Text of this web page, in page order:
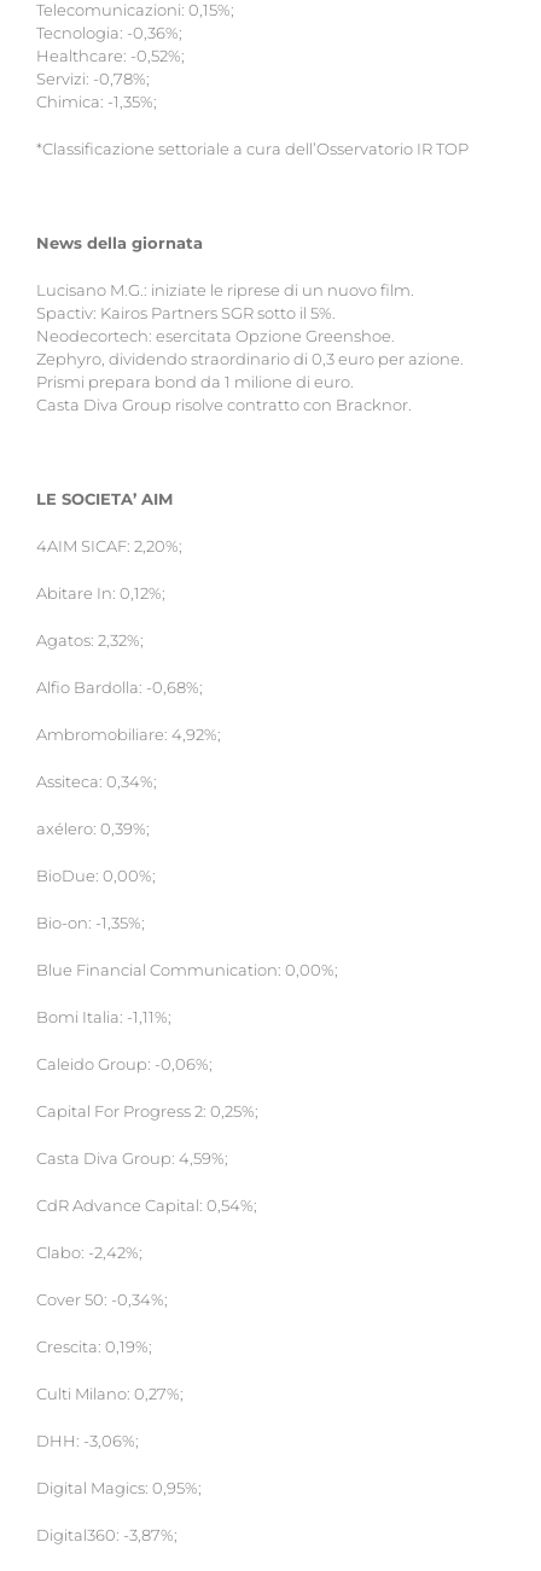
Telecomunicazioni: 0,15%;
Tecnologia: -0,36%;
Healthcare: -0,52%;
Servizi: -0,78%;
Chimica: -1,35%;
*Classificazione settoriale a cura dell’Osservatorio IR TOP
News della giornata
Lucisano M.G.: iniziate le riprese di un nuovo film.
Spactiv: Kairos Partners SGR sotto il 5%.
Neodecortech: esercitata Opzione Greenshoe.
Zephyro, dividendo straordinario di 0,3 euro per azione.
Prismi prepara bond da 1 milione di euro.
Casta Diva Group risolve contratto con Bracknor.
LE SOCIETA’ AIM
4AIM SICAF: 2,20%;
Abitare In: 0,12%;
Agatos: 2,32%;
Alfio Bardolla: -0,68%;
Ambromobiliare: 4,92%;
Assiteca: 0,34%;
axélero: 0,39%;
BioDue: 0,00%;
Bio-on: -1,35%;
Blue Financial Communication: 0,00%;
Bomi Italia: -1,11%;
Caleido Group: -0,06%;
Capital For Progress 2: 0,25%;
Casta Diva Group: 4,59%;
CdR Advance Capital: 0,54%;
Clabo: -2,42%;
Cover 50: -0,34%;
Crescita: 0,19%;
Culti Milano: 0,27%;
DHH: -3,06%;
Digital Magics: 0,95%;
Digital360: -3,87%;